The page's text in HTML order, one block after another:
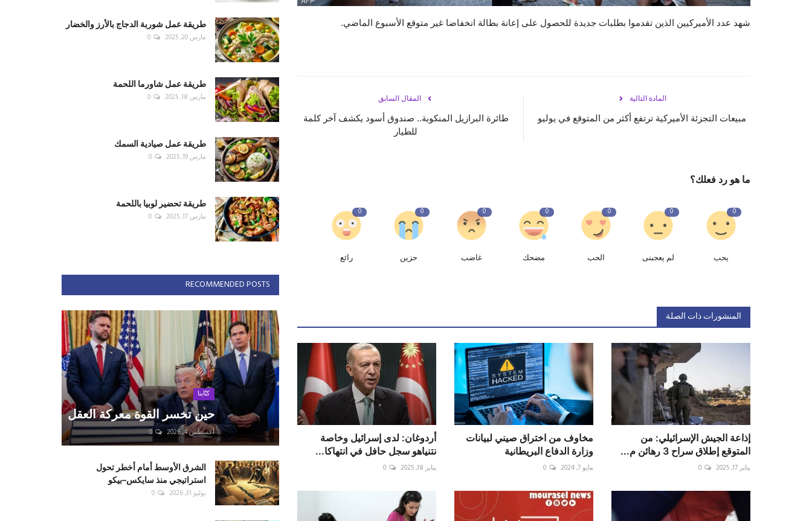
شهد عدد الأميركيين الذين تقدموا بطلبات جديدة للحصول على إعانة بطالة انخفاضا غير متوقع الأسبوع الماضي.
المقال السابق
طائرة البرازيل المنكوبة.. صندوق أسود يكشف آخر كلمة
للطيار
المادة التالية
مبيعات التجزئة الأميركية ترتفع أكثر من المتوقع في يوليو
ما هو رد فعلك؟
0
يحب
0
لم يعجبنى
0
الحب
0
مضحك
0
غاضب
0
حزين
0
رائع
المنشورات ذات الصلة
إذاعة الجيش الإسرائيلي: من
المتوقع إطلاق سراح 3 رهائن م...
يناير 17, 2025 0
مخاوف من اختراق صيني لبيانات
وزارة الدفاع البريطانية
مايو 7, 2024 0
أردوغان: لدى إسرائيل وخاصة
نتنياهو سجل حافل في انتهاكا...
يناير 18, 2025 0
طريقة عمل شوربة الدجاج بالأرز والخضار
مارس 20, 2025 0
طريقة عمل شاورما اللحمة
مارس 18, 2025 0
طريقة عمل صيادية السمك
مارس 19, 2025 0
طريقة تحضير لوبيا باللحمة
مارس 17, 2025 0
RECOMMENDED POSTS
كتّابنا
حين تخسر القوة معركة العقل
أغسطس 4, 2026 0
الشرق الأوسط أمام أخطر تحول
استراتيجي منذ سايكس–بيكو
يوليو 31, 2026 0